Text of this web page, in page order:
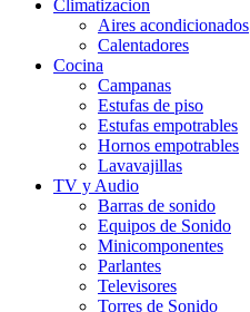
Climatizacion
Aires acondicionados
Calentadores
Cocina
Campanas
Estufas de piso
Estufas empotrables
Hornos empotrables
Lavavajillas
TV y Audio
Barras de sonido
Equipos de Sonido
Minicomponentes
Parlantes
Televisores
Torres de Sonido